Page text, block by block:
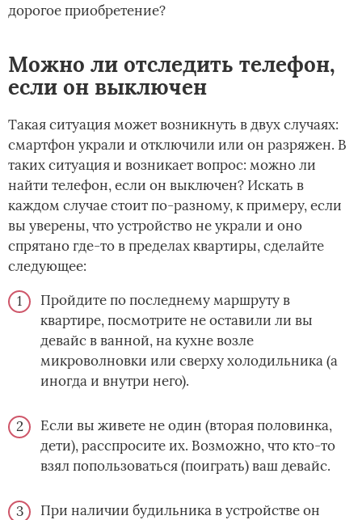
дорогое приобретение?
Можно ли отследить телефон,
если он выключен
Такая ситуация может возникнуть в двух случаях:
смартфон украли и отключили или он разряжен. В
таких ситуация и возникает вопрос: можно ли
найти телефон, если он выключен? Искать в
каждом случае стоит по-разному, к примеру, если
вы уверены, что устройство не украли и оно
спрятано где-то в пределах квартиры, сделайте
следующее:
Пройдите по последнему маршруту в
квартире, посмотрите не оставили ли вы
девайс в ванной, на кухне возле
микроволновки или сверху холодильника (а
иногда и внутри него).
Если вы живете не один (вторая половинка,
дети), расспросите их. Возможно, что кто-то
взял попользоваться (поиграть) ваш девайс.
При наличии будильника в устройстве он